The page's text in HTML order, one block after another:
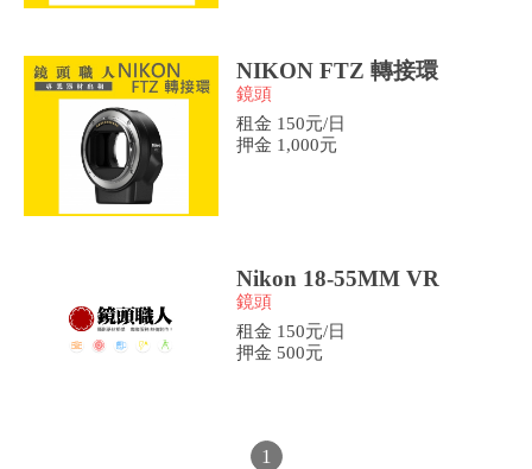
NIKON FTZ 轉接環
鏡頭
租金 150元/日
押金 1,000元
Nikon 18-55MM VR
鏡頭
租金 150元/日
押金 500元
1